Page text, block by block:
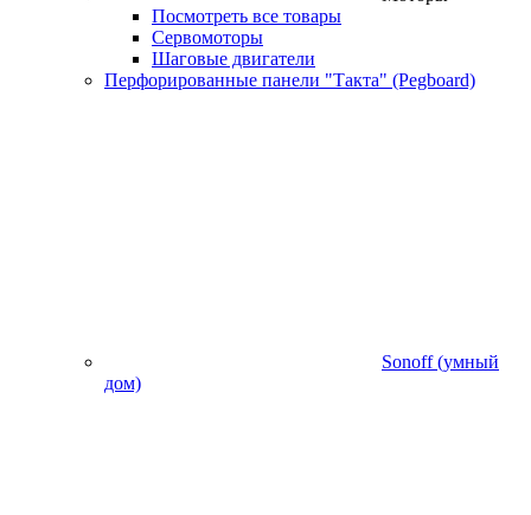
Посмотреть все товары
Сервомоторы
Шаговые двигатели
Перфорированные панели "Такта" (Pegboard)
Sonoff (умный
дом)